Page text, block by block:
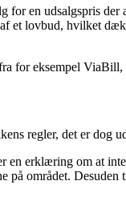
for en udsalgspris
et lovbud, hvilket
for eksempel
regler, det er dog
erklæring om at
på området.